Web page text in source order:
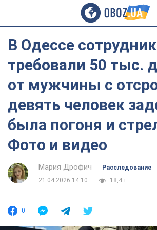
В Одессе
требовали 50 тыс.
от мужчины с
девять человек
была погоня и
Фото и видео
Мария Дрофич
Расследование
21.04.2026 14:10
18,4 т.
0